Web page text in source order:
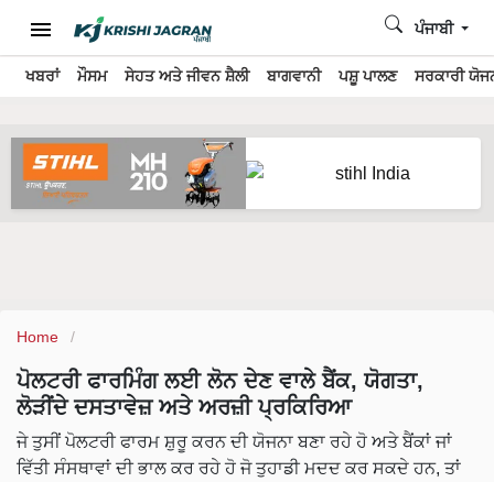
ਖਬਰਾਂ ਮੌਸਮ ਸੇਹਤ ਅਤੇ ਜੀਵਨ ਸ਼ੈਲੀ ਬਾਗਵਾਨੀ ਪਸ਼ੂ ਪਾਲਣ ਸਰਕਾਰੀ
ਪੰਜਾਬੀ
Home
ਪੋਲਟਰੀ ਫਾਰਮਿੰਗ ਲਈ ਲੋਨ ਦੇਣ ਵਾਲੇ ਬੈਂਕ, ਯੋਗਤਾ,
ਲੋੜੀਂਦੇ ਦਸਤਾਵੇਜ਼ ਅਤੇ ਅਰਜ਼ੀ ਪ੍ਰਕਿਰਿਆ
ਜੇ ਤੁਸੀਂ ਪੋਲਟਰੀ ਫਾਰਮ ਸ਼ੁਰੂ ਕਰਨ ਦੀ ਯੋਜਨਾ ਬਣਾ ਰਹੇ ਹੋ ਅਤੇ ਬੈਂਕਾਂ ਜਾਂ
ਵਿੱਤੀ ਸੰਸਥਾਵਾਂ ਦੀ ਭਾਲ ਕਰ ਰਹੇ ਹੋ ਜੋ ਤੁਹਾਡੀ ਮਦਦ ਕਰ ਸਕਦੇ ਹਨ, ਤਾਂ